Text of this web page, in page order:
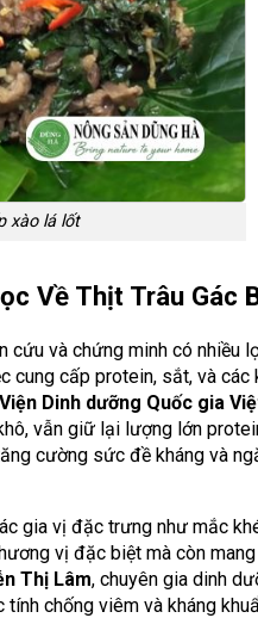
xào lá lốt
Về Thịt Trâu Gác
cứu và chứng minh có nhiều
cung cấp protein, sắt, và các
Dinh dưỡng Quốc gia
vẫn giữ lại lượng lớn
cường sức đề kháng và
gia vị đặc trưng như mắc
vị đặc biệt mà còn
Thị Lâm, chuyên gia dinh
chống viêm và kháng